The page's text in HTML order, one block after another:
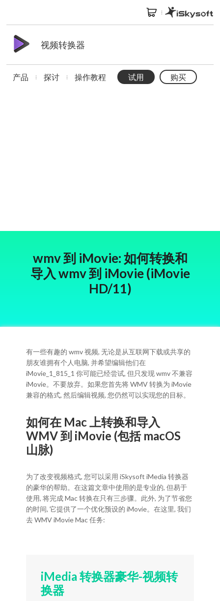
视频转换器
产品 探讨 操作教程 试用 购买
wmv 到 iMovie: 如何转换和
导入 wmv 到 iMovie (iMovie
HD/11)
有一些有趣的 wmv 视频, 无论是从互联网下载或共享的
朋友谁拥有个人电脑, 并希望编辑他们在
iMovie_1_815_1 你可能已经尝试, 但只发现 wmv 不兼容
iMovie。不要放弃。如果您首先将 WMV 转换为 iMovie
兼容的格式, 然后编辑视频, 您仍然可以实现您的目标。
如何在 Mac 上转换和导入
WMV 到 iMovie (包括 macOS
山脉)
为了改变视频格式, 您可以采用 iSkysoft iMedia 转换器
的豪华的帮助。在这篇文章中使用的是专业的, 但易于
使用, 将完成 Mac 转换在只有三步骤。此外, 为了节省您
的时间, 它提供了一个优化预设的 iMovie。在这里, 我们
去 WMV iMovie Mac 任务:
iMedia 转换器豪华-视频转
换器